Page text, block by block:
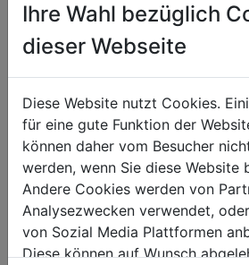
Das könnte
S-
Haken
Ihre Wahl bezüglich
dieser Webseite
Diese Website nutzt Cookies.
für eine gute Funktion der
können daher vom Besucher
werden, wenn Sie diese Website
Andere Cookies werden von
Analysezwecken verwendet,
von Sozial Media Plattformen
Diese können auf Wunsch